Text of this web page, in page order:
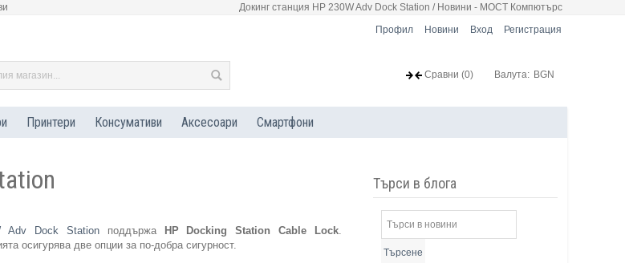
Докинг станция HP 230W Adv Dock Station / Новини - МОСТ Компютърс
Профил Новини Вход Регистрация
Валута: BGN
Сравни (0)
Принтери Консумативи Аксесоари Смартфони
Adv Dock Stationподдържа HP Docking Station Cable Lock.
осигурява две опции за по-добра сигурност.
Търси в блога
Търсене